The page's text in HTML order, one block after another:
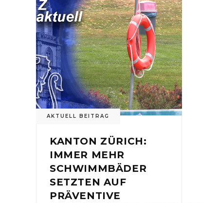
AKTUELL BEITRAG
KANTON ZÜRICH:
IMMER MEHR
SCHWIMMBÄDER
SETZTEN AUF
PRÄVENTIVE